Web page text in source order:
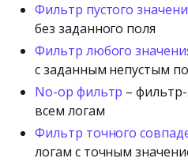
Фильтр пустого
без заданного поля
Фильтр любого
с заданным непустым
No-op фильтр –
всем логам
Фильтр точного
логам с точным